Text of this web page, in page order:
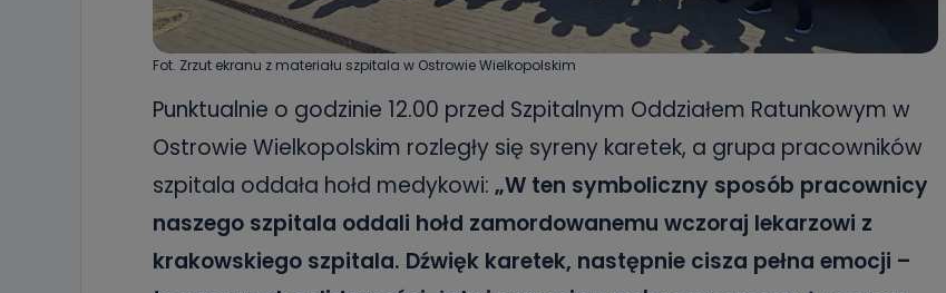
Fot. Zrzut ekranu z materiału szpitala w Ostrowie Wielkopolskim
Punktualnie o godzinie 12.00 przed Szpitalnym Oddziałem Ratunkowym w
Ostrowie Wielkopolskim rozległy się syreny karetek, a grupa pracowników
szpitala oddała hołd medykowi: „W ten symboliczny sposób pracownicy
naszego szpitala oddali hołd zamordowanemu wczoraj lekarzowi z
krakowskiego szpitala. Dźwięk karetek, następnie cisza pełna emocji –